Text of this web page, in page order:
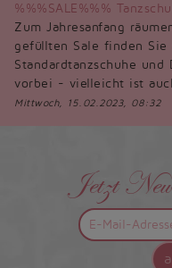
%%%SALE%%%
Zum Jahresanfang
gefüllten Sale finden
Standardtanzschuhe und
vorbei - vielleicht ist
Mittwoch, 15.02.2023, 08:32
Jetzt